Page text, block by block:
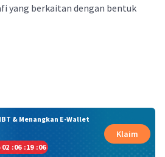
yang berkaitan dengan bentuk
& Menangkan E-Wallet
02 :06 :19 :06
Klaim